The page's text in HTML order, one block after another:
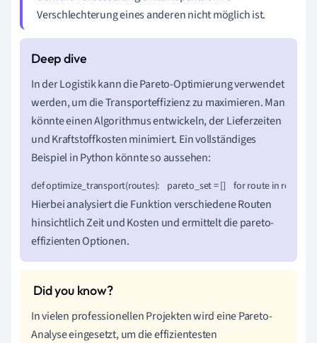
Verschlechterung eines anderen nicht möglich ist.
In der Logistik kann die Pareto-Optimierung verwendet
werden, um die Transporteffizienz zu maximieren. Man
könnte einen Algorithmus entwickeln, der Lieferzeiten
und Kraftstoffkosten minimiert. Ein vollständiges
Beispiel in Python könnte so aussehen:
def optimize_transport(routes):    pareto_set = []    for route in routes:
Hierbei analysiert die Funktion verschiedene Routen
hinsichtlich Zeit und Kosten und ermittelt die pareto-
effizienten Optionen.
In vielen professionellen Projekten wird eine Pareto-
Analyse eingesetzt, um die effizientesten